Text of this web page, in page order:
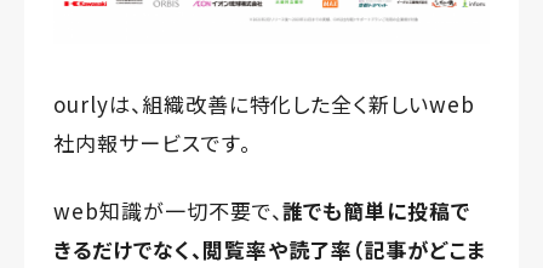
ourlyは、組織改善に特化した全く新しいweb
社内報サービスです。
web知識が一切不要で、誰でも簡単に投稿で
きるだけでなく、閲覧率や読了率（記事がどこま